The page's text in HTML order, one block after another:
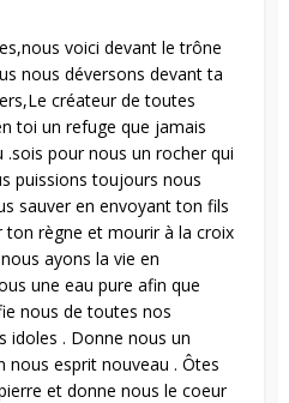
voici devant le trône
nous déversons devant ta
créateur de toutes
toi un refuge que jamais
pour nous un rocher qui
puissions toujours nous
sauver en envoyant ton fils
ton règne et mourir à la croix
ayons la vie en
une eau pure afin que
nous de toutes nos
idoles . Donne nous un
nous esprit nouveau . Ôtes
et donne nous le coeur